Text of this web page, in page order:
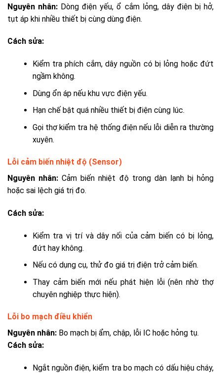
Nguyên nhân: Dòng điện yếu, ổ cắm lỏng, dây điện bị hở,
tụt áp khi nhiều thiết bị cùng dùng điện.
Cách sửa:
Kiểm tra phích cắm, dây nguồn có bị lỏng hoặc đứt
ngầm không.
Dùng ổn áp nếu khu vực điện yếu.
Hạn chế bật quá nhiều thiết bị điện cùng lúc.
Gọi thợ kiểm tra hệ thống điện nếu lỗi diễn ra thường
xuyên.
Lỗi cảm biến nhiệt độ (Sensor)
Nguyên nhân: Cảm biến nhiệt độ trong dàn lạnh bị hỏng
hoặc sai lệch giá trị đo.
Cách sửa:
Kiểm tra vị trí và dây nối của cảm biến có bị lỏng,
đứt hay không.
Nếu có dụng cụ, thử đo giá trị điện trở cảm biến.
Thay cảm biến mới nếu phát hiện lỗi (nên nhờ thợ
chuyên nghiệp thực hiện).
Lỗi bo mạch điều khiển
Nguyên nhân: Bo mạch bị ẩm, chập, lỗi IC hoặc hỏng tụ.
Cách sửa:
Ngắt nguồn điện, kiểm tra bo mạch có dấu hiệu cháy,